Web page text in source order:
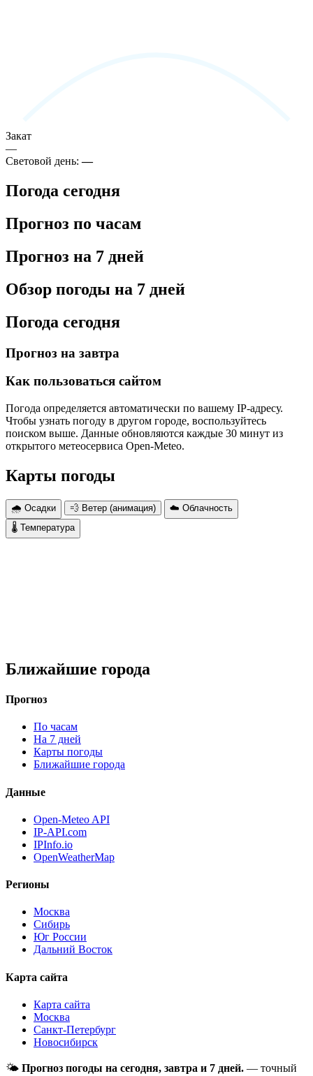
Закат
—
Световой день:—
Погода сегодня
Прогноз по часам
Прогноз на 7 дней
Обзор погоды на 7 дней
Погода сегодня
Прогноз на завтра
Как пользоваться сайтом
Погода определяется автоматически по вашему IP-адресу.
Чтобы узнать погоду в другом городе, воспользуйтесь
поиском выше. Данные обновляются каждые 30 минут из
открытого метеосервиса Open-Meteo.
Карты погоды
🌧 Осадки 💨 Ветер (анимация)
☁️ Облачность
🌡 Температура
Ближайшие города
Прогноз
По часам
На 7 дней
Карты погоды
Ближайшие города
Данные
Open-Meteo API
IP-API.com
IPInfo.io
OpenWeatherMap
Регионы
Москва
Сибирь
Юг России
Дальний Восток
Карта сайта
Карта сайта
Москва
Санкт-Петербург
Новосибирск
🌤 Прогноз погоды на сегодня, завтра и 7 дней. — точный